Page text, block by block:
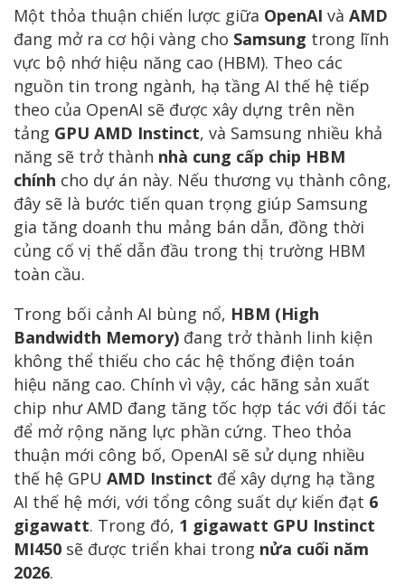
Một thỏa thuận chiến lược giữa OpenAI và AMD
đang mở ra cơ hội vàng cho Samsung trong lĩnh
vực bộ nhớ hiệu năng cao (HBM). Theo các
nguồn tin trong ngành, hạ tầng AI thế hệ tiếp
theo của OpenAI sẽ được xây dựng trên nền
tảng GPU AMD Instinct, và Samsung nhiều khả
năng sẽ trở thành nhà cung cấp chip HBM
chính cho dự án này. Nếu thương vụ thành công,
đây sẽ là bước tiến quan trọng giúp Samsung
gia tăng doanh thu mảng bán dẫn, đồng thời
củng cố vị thế dẫn đầu trong thị trường HBM
toàn cầu.
Trong bối cảnh AI bùng nổ, HBM (High
Bandwidth Memory) đang trở thành linh kiện
không thể thiếu cho các hệ thống điện toán
hiệu năng cao. Chính vì vậy, các hãng sản xuất
chip như AMD đang tăng tốc hợp tác với đối tác
để mở rộng năng lực phần cứng. Theo thỏa
thuận mới công bố, OpenAI sẽ sử dụng nhiều
thế hệ GPU AMD Instinct để xây dựng hạ tầng
AI thế hệ mới, với tổng công suất dự kiến đạt 6
gigawatt. Trong đó, 1 gigawatt GPU Instinct
MI450 sẽ được triển khai trong nửa cuối năm
2026.